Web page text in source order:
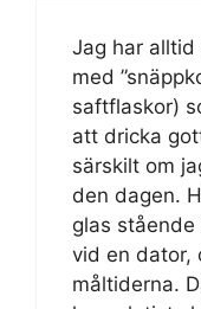
Jag har
med
saftflaskor)
att dricka
särskilt om
den dagen.
glas
vid en dator,
måltiderna.